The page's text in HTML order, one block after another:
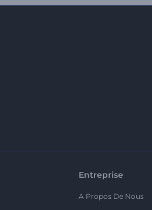
Entreprise
A Propos De Nous